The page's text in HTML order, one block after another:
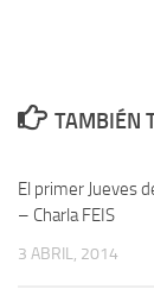
TAMBIÉN
El primer Jueves
– Charla FEIS
3 ABRIL, 2014